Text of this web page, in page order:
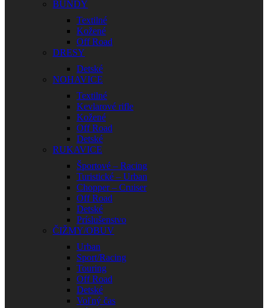
BUNDY
Textilné
Kožené
Off Road
DRESY
Detské
NOHAVICE
Textilné
Kevlarové rifle
Kožené
Off Road
Detské
RUKAVICE
Športové – Racing
Turistické – Urban
Chopper – Cruiser
Off Road
Detské
Príslušenstvo
ČIŽMY/OBUV
Urban
Sport/Racing
Touring
Off Road
Detské
Voľný čas